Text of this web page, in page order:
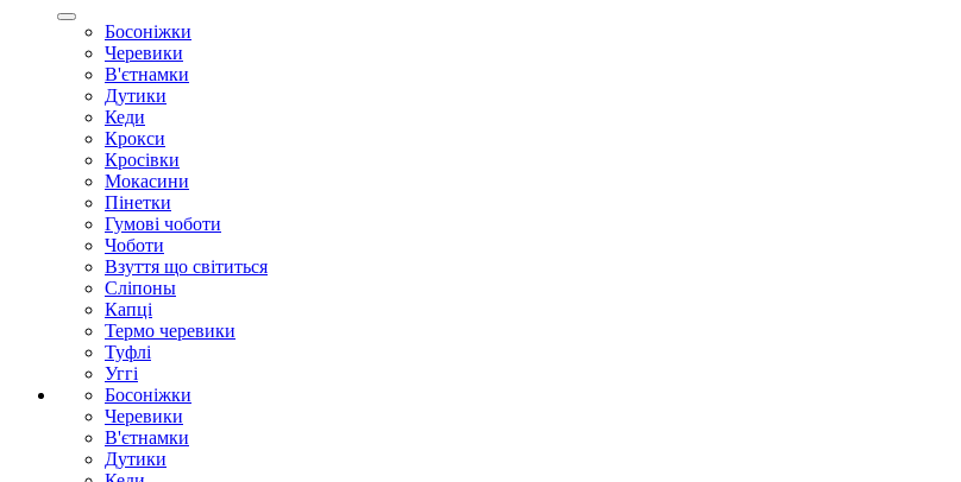
Босоніжки
Черевики
В'єтнамки
Дутики
Кеди
Крокси
Кросівки
Мокасини
Пінетки
Гумові чоботи
Чоботи
Взуття що світиться
Сліпоны
Капці
Термо черевики
Туфлі
Уггі
Босоніжки
Черевики
В'єтнамки
Дутики